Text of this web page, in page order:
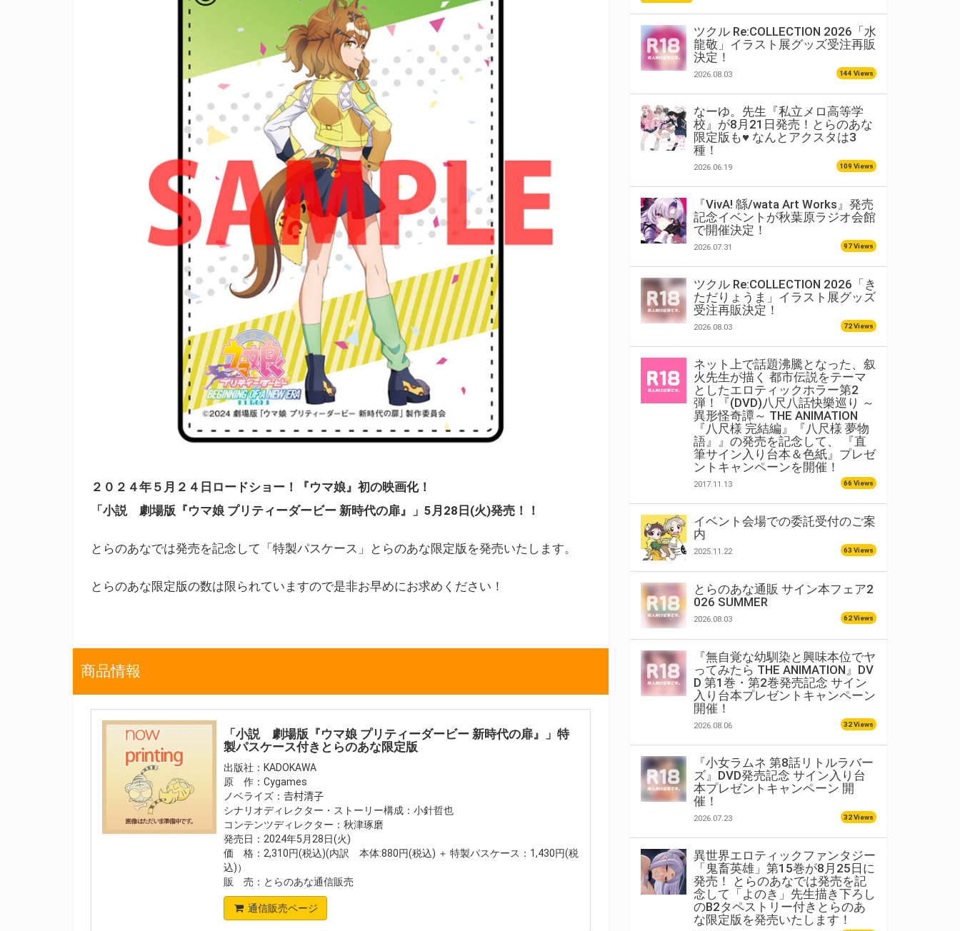
２０２４年５月２４日ロードショー！ 『ウマ娘』 初の映画化！
「小説 劇場版『ウマ娘 プリティーダービー 新時代の扉』」5月28日(火)発売！！
とらのあなでは発売を記念して「特製パスケース」とらのあな限定版を発売いたします。
とらのあな限定版の数は限られていますので是非お早めにお求めください！
商品情報
「小説 劇場版『ウマ娘 プリティーダービー 新時代の扉』」特
製パスケース付きとらのあな限定版
出版社：KADOKAWA
原 作：Cygames
ノベライズ：𠮷村清子
シナリオディレクター・ストーリー構成：小針哲也
コンテンツディレクター：秋津琢磨
発売日：2024年5月28日(火)
価 格：2,310円(税込)(内訳 本体:880円(税込) ＋ 特製パスケース：1,430円(税
込)）
販 売：とらのあな通信販売
通信販売ページ
ツクル Re:COLLECTION 2026「水
龍敬」イラスト展グッズ受注再販
決定！
2026.08.03 144 Views
なーゆ。先生『私立メロ高等学
校』が8月21日発売！とらのあな
限定版も♥ なんとアクスタは3
種！
2026.06.19 109 Views
『VivA! 緜/wata Art Works』発売
記念イベントが秋葉原ラジオ会館
で開催決定！
2026.07.31 97 Views
ツクル Re:COLLECTION 2026「き
ただりょうま」イラスト展グッズ
受注再販決定！
2026.08.03 72 Views
ネット上で話題沸騰となった、叙
火先生が描く 都市伝説をテーマ
としたエロティックホラー第2
弾！『(DVD)八尺八話快樂巡り ～
異形怪奇譚～ THE ANIMATION
『八尺様 完結編』『八尺様 夢物
語』』の発売を記念して、 『直
筆サイン入り台本＆色紙』プレゼ
ントキャンペーンを開催！
2017.11.13 66 Views
イベント会場での委託受付のご案
内
2025.11.22 63 Views
とらのあな通販 サイン本フェア2
026 SUMMER
2026.08.03 62 Views
『無自覚な幼馴染と興味本位でヤ
ってみたら THE ANIMATION』DV
D 第1巻・第2巻発売記念 サイン
入り台本プレゼントキャンペーン
開催！
2026.08.06 32 Views
『小女ラムネ 第8話リトルラバー
ズ』DVD発売記念 サイン入り台
本プレゼントキャンペーン 開
催！
2026.07.23 32 Views
異世界エロティックファンタジー
「鬼畜英雄」第15巻が8月25日に
発売！ とらのあなでは発売を記
念して「よのき」先生描き下ろし
のB2タペストリー付きとらのあ
な限定版を発売いたします！